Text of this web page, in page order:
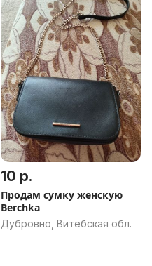
10 р.
Продам сумку женскую
Berchka
Дубровно, Витебская обл.